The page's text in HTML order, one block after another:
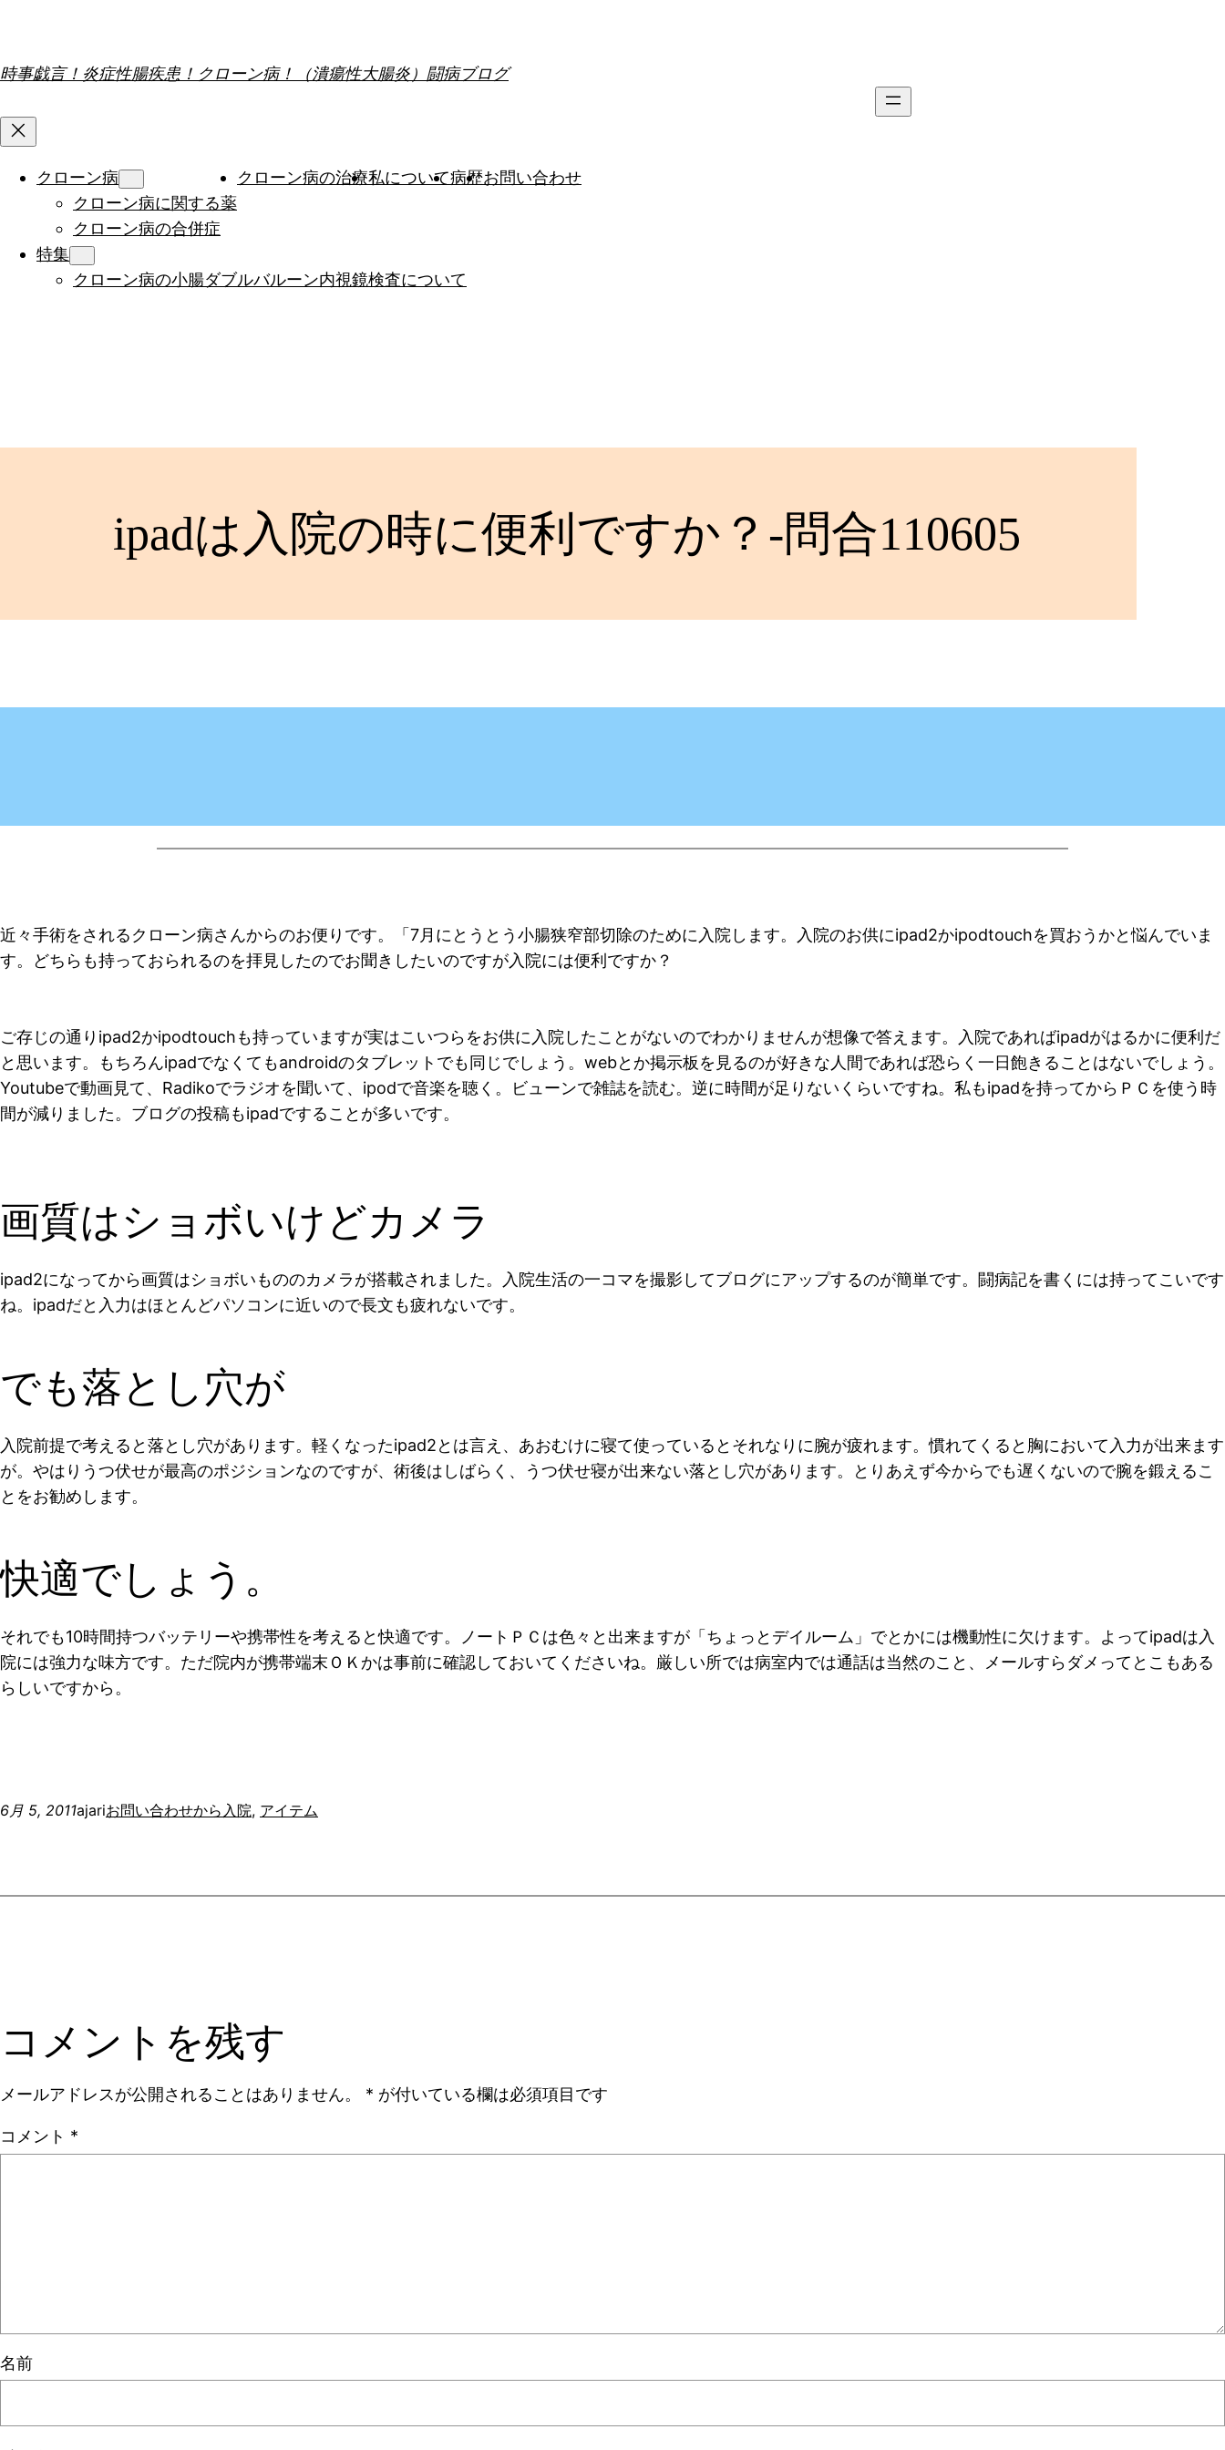
を
ス
キ
ッ
時事戯言！炎症性腸疾患！クローン病！（潰瘍性大腸炎）闘病ブログ
クローン病
クローン病に関する薬
クローン病の合併症
クローン病の治療私について病歴お問い合わせ
特集
クローン病の小腸ダブルバルーン内視鏡検査について
ipadは入院の時に便利ですか？-問合110605
近々手術をされるクローン病さんからのお便りです。「7月にとうとう小腸狭窄部切除のために入院します。入院のお供にipad2かipodtouchを買おうかと悩んでいま
す。どちらも持っておられるのを拝見したのでお聞きしたいのですが入院には便利ですか？
ご存じの通りipad2かipodtouchも持っていますが実はこいつらをお供に入院したことがないのでわかりませんが想像で答えます。入院であればipadがはるかに便利だ
と思います。もちろんipadでなくてもandroidのタブレットでも同じでしょう。webとか掲示板を見るのが好きな人間であれば恐らく一日飽きることはないでしょう。
Youtubeで動画見て、Radikoでラジオを聞いて、ipodで音楽を聴く。ビューンで雑誌を読む。逆に時間が足りないくらいですね。私もipadを持ってからＰＣを使う時
間が減りました。ブログの投稿もipadですることが多いです。
画質はショボいけどカメラ
ipad2になってから画質はショボいもののカメラが搭載されました。入院生活の一コマを撮影してブログにアップするのが簡単です。闘病記を書くには持ってこいです
ね。ipadだと入力はほとんどパソコンに近いので長文も疲れないです。
でも落とし穴が
入院前提で考えると落とし穴があります。軽くなったipad2とは言え、あおむけに寝て使っているとそれなりに腕が疲れます。慣れてくると胸において入力が出来ます
が。やはりうつ伏せが最高のポジションなのですが、術後はしばらく、うつ伏せ寝が出来ない落とし穴があります。とりあえず今からでも遅くないので腕を鍛えるこ
とをお勧めします。
快適でしょう。
それでも10時間持つバッテリーや携帯性を考えると快適です。ノートＰＣは色々と出来ますが「ちょっとデイルーム」でとかには機動性に欠けます。よってipadは入
院には強力な味方です。ただ院内が携帯端末ＯＫかは事前に確認しておいてくださいね。厳しい所では病室内では通話は当然のこと、メールすらダメってとこもある
らしいですから。
6月 5, 2011ajariお問い合わせから 入院, アイテム
コメントを残す
メールアドレスが公開されることはありません。 * が付いている欄は必須項目です
コメント *
名前